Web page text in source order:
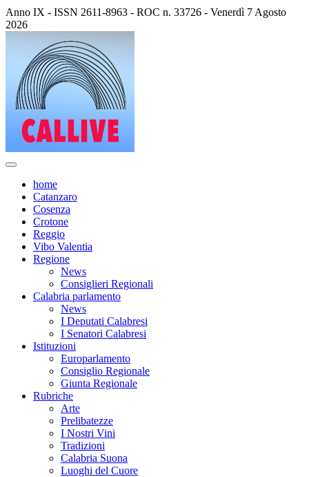
Anno IX - ISSN 2611-8963 - ROC n. 33726 - Venerdì 7 Agosto
2026
home
Catanzaro
Cosenza
Crotone
Reggio
Vibo Valentia
Regione
News
Consiglieri Regionali
Calabria parlamento
News
I Deputati Calabresi
I Senatori Calabresi
Istituzioni
Europarlamento
Consiglio Regionale
Giunta Regionale
Rubriche
Arte
Prelibatezze
I Nostri Vini
Tradizioni
Calabria Suona
Luoghi del Cuore